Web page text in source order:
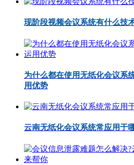
现阶段视频会议系统有什么技
为什么都在使用无纸化会议系
用优势
云南无纸化会议系统常应用于